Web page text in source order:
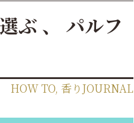
ぶ 、 パルフ
HOW TO,香りJOURNAL